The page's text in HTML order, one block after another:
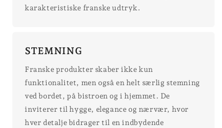
karakteristiske franske udtryk.
STEMNING
Franske produkter skaber ikke kun
funktionalitet, men også en helt særlig stemning
ved bordet, på bistroen og i hjemmet. De
inviterer til hygge, elegance og nærvær, hvor
hver detalje bidrager til en indbydende